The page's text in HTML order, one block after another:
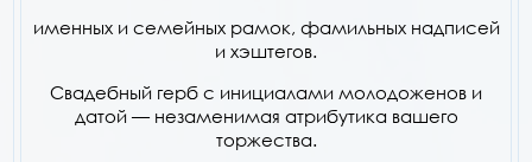
именных и семейных рамок, фамильных надписей
и хэштегов.
Свадебный герб с инициалами молодоженов и
датой — незаменимая атрибутика вашего
торжества.